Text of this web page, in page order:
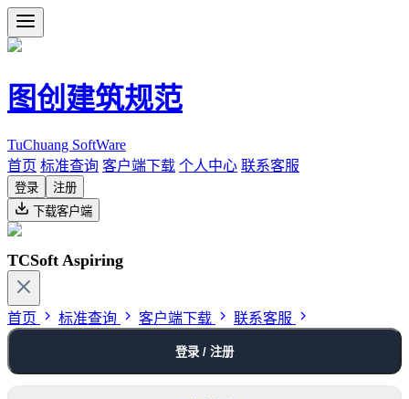
图创建筑规范
TuChuang SoftWare
首页 标准查询 客户端下载 个人中心 联系客服
登录
注册
下载客户端
TCSoft Aspiring
首页 标准查询 客户端下载 联系客服
登录 / 注册